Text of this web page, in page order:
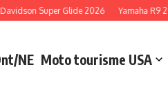
Super Glide 2026 Yamaha R9 2027
NE Moto tourisme USA